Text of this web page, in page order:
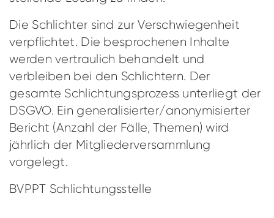
Die Schlichter sind zur Verschwiegenheit
verpflichtet. Die besprochenen Inhalte
werden vertraulich behandelt und
verbleiben bei den Schlichtern. Der
gesamte Schlichtungsprozess unterliegt der
DSGVO. Ein generalisierter/anonymisierter
Bericht (Anzahl der Fälle, Themen) wird
jährlich der Mitgliederversammlung
vorgelegt.
BVPPT Schlichtungsstelle